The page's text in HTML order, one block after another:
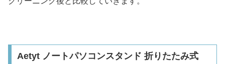
Aetyt ノートパソコンスタンド 折りたたみ式